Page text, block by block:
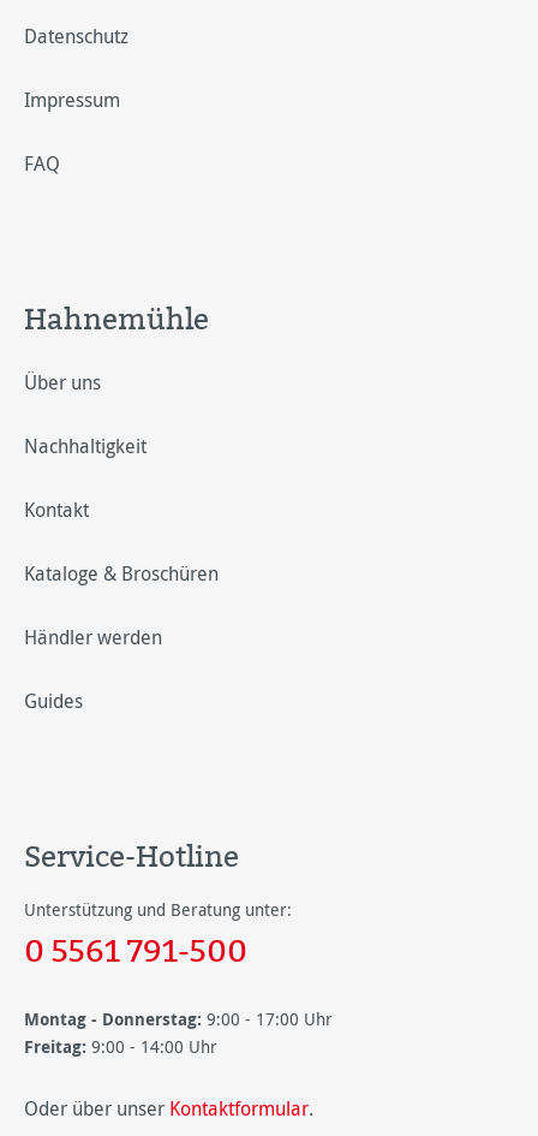
Datenschutz
Impressum
FAQ
Hahnemühle
Über uns
Nachhaltigkeit
Kontakt
Kataloge & Broschüren
Händler werden
Guides
Service-Hotline
Unterstützung und Beratung unter:
0 5561 791-500
Montag - Donnerstag: 9:00 - 17:00 Uhr
Freitag: 9:00 - 14:00 Uhr
Oder über unser Kontaktformular.